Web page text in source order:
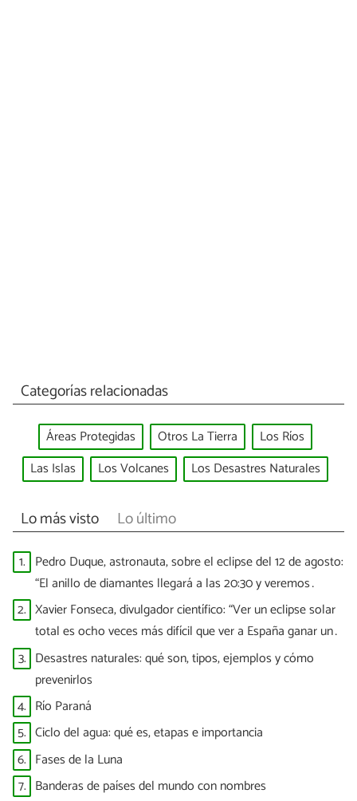
Categorías relacionadas
Áreas Protegidas Otros La Tierra
Los Ríos
Las Islas
Los Volcanes Los Desastres Naturales
Lo más visto Lo último
1. Pedro Duque, astronauta, sobre el eclipse del 12 de agosto:
“El anillo de diamantes llegará a las 20:30 y veremos
puntitos brillantes”
2. Xavier Fonseca, divulgador científico: “Ver un eclipse solar
total es ocho veces más difícil que ver a España ganar un
Mundial”
3. Desastres naturales: qué son, tipos, ejemplos y cómo
prevenirlos
4. Río Paraná
5. Ciclo del agua: qué es, etapas e importancia
6. Fases de la Luna
7. Banderas de países del mundo con nombres